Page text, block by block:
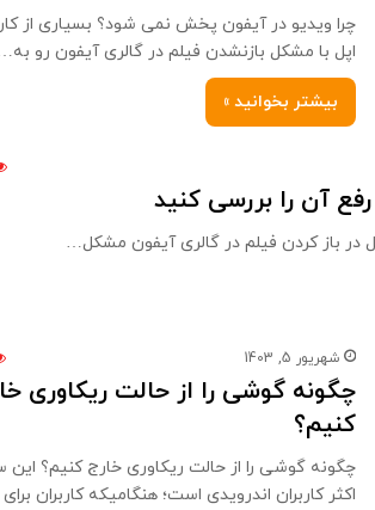
چرا ویدیو در آیفون پخش نمی شود؟ بسیاری از
اپل با مشکل بازنشدن فیلم در گالری آیفون رو
بیشتر بخوانید »
شهریور 5, 1403
چگونه گوشی را از حالت ریکاوری
کنیم؟
چگونه گوشی را از حالت ریکاوری خارج کنیم؟ این
اکثر کاربران اندرویدی است؛ هنگامیکه کاربران برای